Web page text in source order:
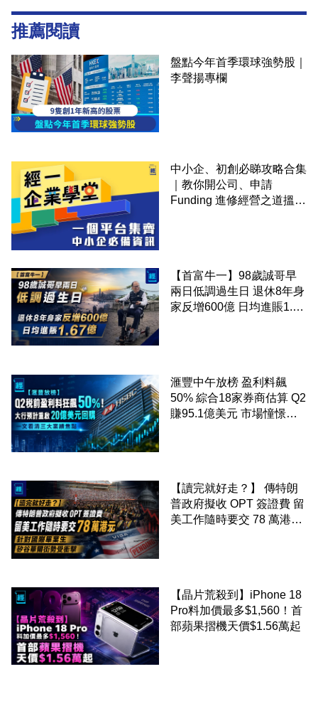
推薦閱讀
盤點今年首季環球強勢股｜
李聲揚專欄
中小企、初創必睇攻略合集
｜教你開公司、申請
Funding 進修經營之道搵大
【首富牛一】98歲誠哥早
兩日低調過生日 退休8年身
家反增600億 日均進賬1.67
滙豐中午放榜 盈利料飆
50% 綜合18家券商估算 Q2
賺95.1億美元 市場憧憬重
【讀完就好走？】 傳特朗
普政府擬收 OPT 簽證費 留
美工作隨時要交 78 萬港元
【晶片荒殺到】iPhone 18
Pro料加價最多$1,560！首
部蘋果摺機天價$1.56萬起